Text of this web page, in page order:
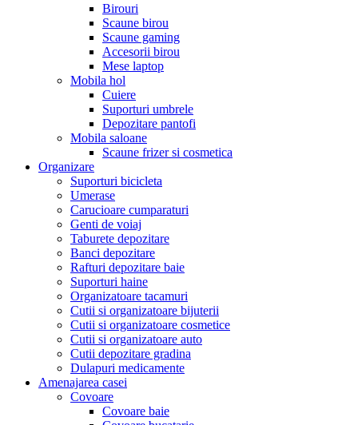
Birouri
Scaune birou
Scaune gaming
Accesorii birou
Mese laptop
Mobila hol
Cuiere
Suporturi umbrele
Depozitare pantofi
Mobila saloane
Scaune frizer si cosmetica
Organizare
Suporturi bicicleta
Umerase
Carucioare cumparaturi
Genti de voiaj
Taburete depozitare
Banci depozitare
Rafturi depozitare baie
Suporturi haine
Organizatoare tacamuri
Cutii si organizatoare bijuterii
Cutii si organizatoare cosmetice
Cutii si organizatoare auto
Cutii depozitare gradina
Dulapuri medicamente
Amenajarea casei
Covoare
Covoare baie